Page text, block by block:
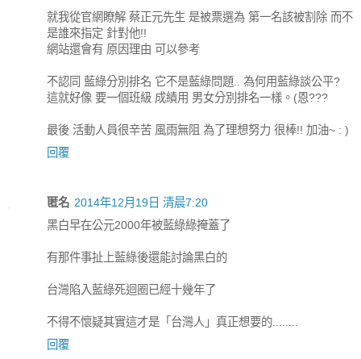
就我從官網瞭解 蔡正元先生 是被票選為 第一名該被割除 而不
是誰來指定 針對他!!
網站還會有 原因理由 可以參考
不認同 藍綠分別排名 它不是藍綠問題.. 為何用藍綠談公平?
這就好像 要一個班級 成績用 男女分別排名一樣。(恩???
最後 活動人員很辛苦 風雨無阻 為了理想努力 很棒!! 加油~ : )
回覆
匿名 2014年12月19日 清晨7:20
黑白早在公元2000年被藍綠綠掩蓋了
有那件事扯上藍綠後還能討論黑白的
台灣陷入藍綠死迴圈已經十幾年了
不得不懷疑其實這才是「台灣人」真正想要的........
回覆